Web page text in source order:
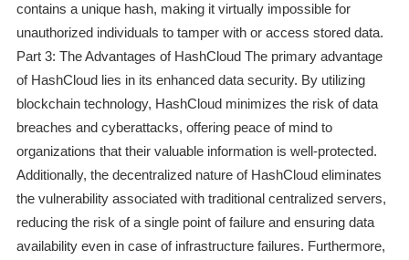
contains a unique hash, making it virtually impossible for
unauthorized individuals to tamper with or access stored data.
Part 3: The Advantages of HashCloud The primary advantage
of HashCloud lies in its enhanced data security. By utilizing
blockchain technology, HashCloud minimizes the risk of data
breaches and cyberattacks, offering peace of mind to
organizations that their valuable information is well-protected.
Additionally, the decentralized nature of HashCloud eliminates
the vulnerability associated with traditional centralized servers,
reducing the risk of a single point of failure and ensuring data
availability even in case of infrastructure failures. Furthermore,